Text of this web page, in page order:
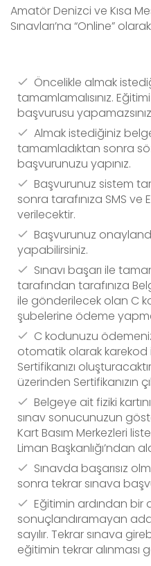
Amatör Denizci ve Kısa
Sınavları’na “Online”
Öncelikle almak
tamamlamalısınız.
başvurusu
Almak istediğiniz
tamamladıktan sonra
başvurunuzu yapınız.
Başvurunuz sistem
sonra tarafınıza SMS
verilecektir.
Başvurunuz
yapabilirsiniz.
Sınavı başarı ile
tarafından tarafınıza
ile gönderilecek olan C
şubelerine ödeme
C kodunuzu
otomatik olarak
Sertifikanızı
üzerinden Sertifikanızın
Belgeye ait fiziki
sınav sonucunuzun
Kart Basım Merkezleri
Liman Başkanlığı’ndan
Sınavda başarısız
sonra tekrar sınava
Eğitimin ardından bir
sonuçlandıramayan
sayılır. Tekrar sınava
eğitimin tekrar alınması